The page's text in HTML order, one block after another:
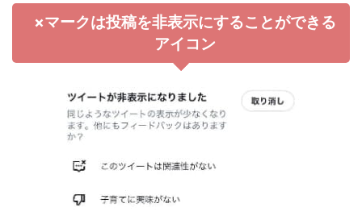
×マークは投稿を非表示にすることができる
アイコン